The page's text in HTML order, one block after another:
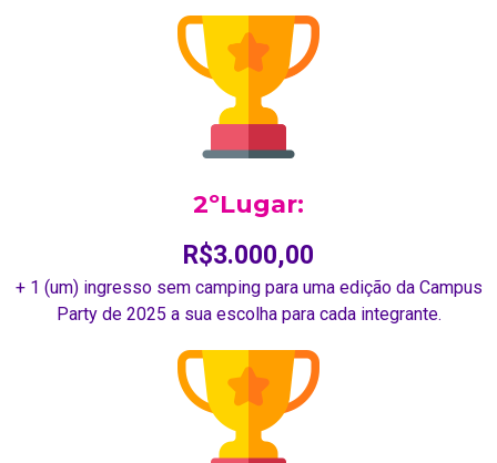
2ºLugar:
R$3.000,00
+ 1 (um) ingresso sem camping para uma edição da Campus
Party de 2025 a sua escolha para cada integrante.